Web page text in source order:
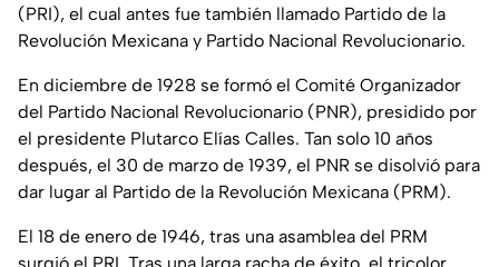
(PRI), el cual antes fue también llamado Partido de la
Revolución Mexicana y Partido Nacional Revolucionario.
En diciembre de 1928 se formó el Comité Organizador
del Partido Nacional Revolucionario (PNR), presidido por
el presidente Plutarco Elías Calles. Tan solo 10 años
después, el 30 de marzo de 1939, el PNR se disolvió para
dar lugar al Partido de la Revolución Mexicana (PRM).
El 18 de enero de 1946, tras una asamblea del PRM